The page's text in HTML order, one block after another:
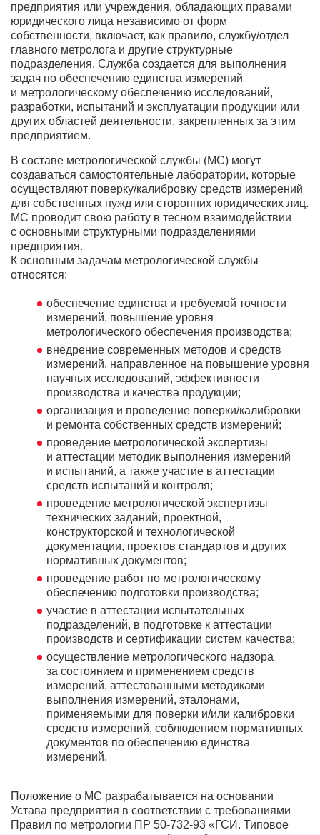
предприятия или учреждения, обладающих правами
юридического лица независимо от форм
собственности, включает, как правило, службу/отдел
главного метролога и другие структурные
подразделения. Служба создается для выполнения
задач по обеспечению единства измерений
и метрологическому обеспечению исследований,
разработки, испытаний и эксплуатации продукции или
других областей деятельности, закрепленных за этим
предприятием.
В составе метрологической службы (МС) могут
создаваться самостоятельные лаборатории, которые
осуществляют поверку/калибровку средств измерений
для собственных нужд или сторонних юридических лиц.
МС проводит свою работу в тесном взаимодействии
с основными структурными подразделениями
предприятия.
К основным задачам метрологической службы
относятся:
обеспечение единства и требуемой точности
измерений, повышение уровня
метрологического обеспечения производства;
внедрение современных методов и средств
измерений, направленное на повышение уровня
научных исследований, эффективности
производства и качества продукции;
организация и проведение поверки/калибровки
и ремонта собственных средств измерений;
проведение метрологической экспертизы
и аттестации методик выполнения измерений
и испытаний, а также участие в аттестации
средств испытаний и контроля;
проведение метрологической экспертизы
технических заданий, проектной,
конструкторской и технологической
документации, проектов стандартов и других
нормативных документов;
проведение работ по метрологическому
обеспечению подготовки производства;
участие в аттестации испытательных
подразделений, в подготовке к аттестации
производств и сертификации систем качества;
осуществление метрологического надзора
за состоянием и применением средств
измерений, аттестованными методиками
выполнения измерений, эталонами,
применяемыми для поверки и/или калибровки
средств измерений, соблюдением нормативных
документов по обеспечению единства
измерений.
Положение о МС разрабатывается на основании
Устава предприятия в соответствии с требованиями
Правил по метрологии ПP 50-732-93 «ГСИ. Типовое